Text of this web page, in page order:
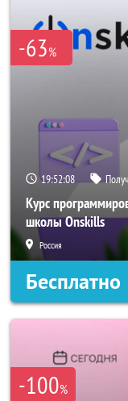
-63%
19:52:05
Курс
школы Onskills
Россия
Бесплатно
-100%